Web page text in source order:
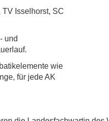
Isselhorst, SC
und
wie
für jede AK